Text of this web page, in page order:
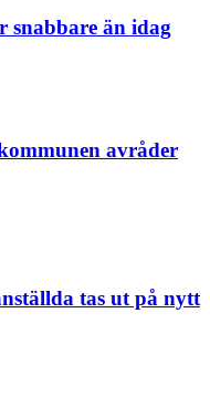
snabbare än idag
avråder
tas ut på nytt